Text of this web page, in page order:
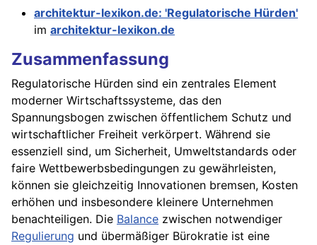
architektur-lexikon.de: 'Regulatorische Hürden'
im architektur-lexikon.de
Zusammenfassung
Regulatorische Hürden sind ein zentrales Element
moderner Wirtschaftssysteme, das den
Spannungsbogen zwischen öffentlichem Schutz und
wirtschaftlicher Freiheit verkörpert. Während sie
essenziell sind, um Sicherheit, Umweltstandards oder
faire Wettbewerbsbedingungen zu gewährleisten,
können sie gleichzeitig Innovationen bremsen, Kosten
erhöhen und insbesondere kleinere Unternehmen
benachteiligen. Die Balance zwischen notwendiger
Regulierung und übermäßiger Bürokratie ist eine